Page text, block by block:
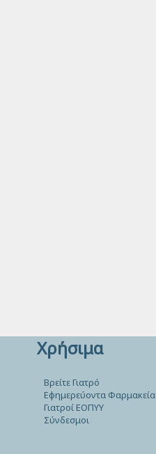
Χρήσιμα
Βρείτε Γιατρό
Εφημερεύοντα Φαρμακεία
Γιατροί ΕΟΠΥΥ
Σύνδεσμοι